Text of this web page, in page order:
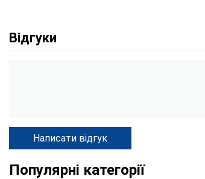
Відгуки
Написати відгук
Популярні категорії